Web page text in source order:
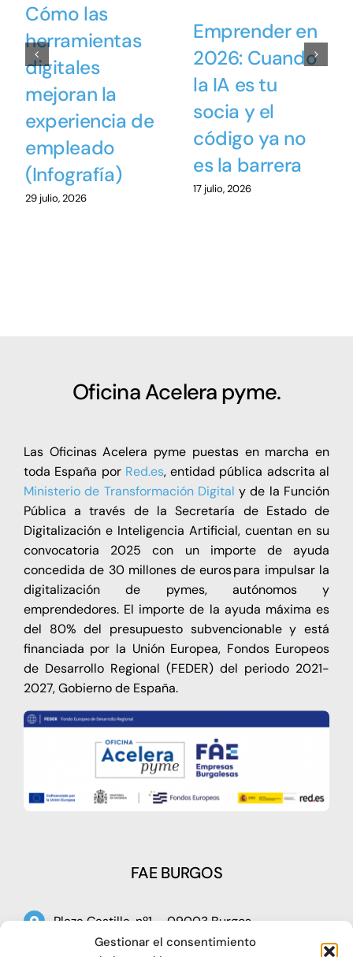
Gestionar el consentimiento
Cómo las
herramientas
digitales
mejoran la
experiencia de
empleado
(Infografía)
29 julio, 2026
Emprender en
2026: Cuando
la IA es tu
socia y el
código ya no
es la barrera
17 julio, 2026
Oficina Acelera pyme.
Las Oficinas Acelera pyme puestas en marcha en
toda España por Red.es, entidad pública adscrita al
Ministerio de Transformación Digital y de la Función
Pública a través de la Secretaría de Estado de
Digitalización e Inteligencia Artificial, cuentan en su
convocatoria 2025 con un importe de ayuda
concedida de 30 millones de euros para impulsar la
digitalización de pymes, autónomos y
emprendedores. El importe de la ayuda máxima es
del 80% del presupuesto subvencionable y está
financiada por la Unión Europea, Fondos Europeos
de Desarrollo Regional (FEDER) del periodo 2021-
2027, Gobierno de España.
FAE BURGOS
Plaza Castilla, nº1 – 09003 Burgos
Telf: 947 266 142